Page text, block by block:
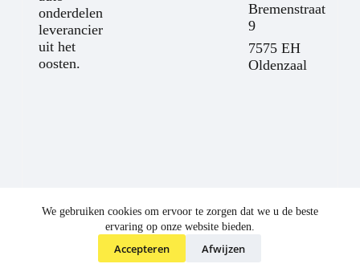
We gebruiken cookies om ervoor te zorgen dat we u de beste
ervaring op onze website bieden.
Accepteren Afwijzen
onderdelen
leverancier
uit het
oosten.
Bremenstraat
9
7575 EH
Oldenzaal
Toma Car Parts2025